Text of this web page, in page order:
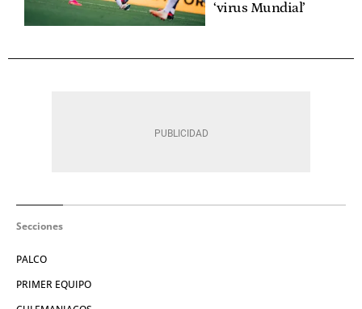
‘virus Mundial’
Secciones
PALCO
PRIMER EQUIPO